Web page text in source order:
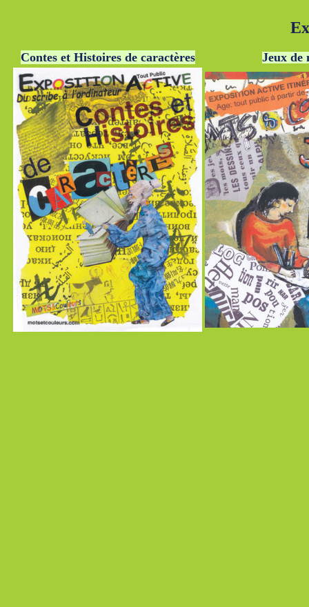
E
Contes et Histoires de caractères Jeux de